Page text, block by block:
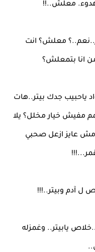
معلش..!!
معلش؟ انت
انا بتمعلش؟
ياحبيب جدك بيتر..هات
مفيش خيار مخلل؟ يلا
عايز ازعل صحبي
ل آدم وبيتر..!!!
يابيتر.. وغمزله